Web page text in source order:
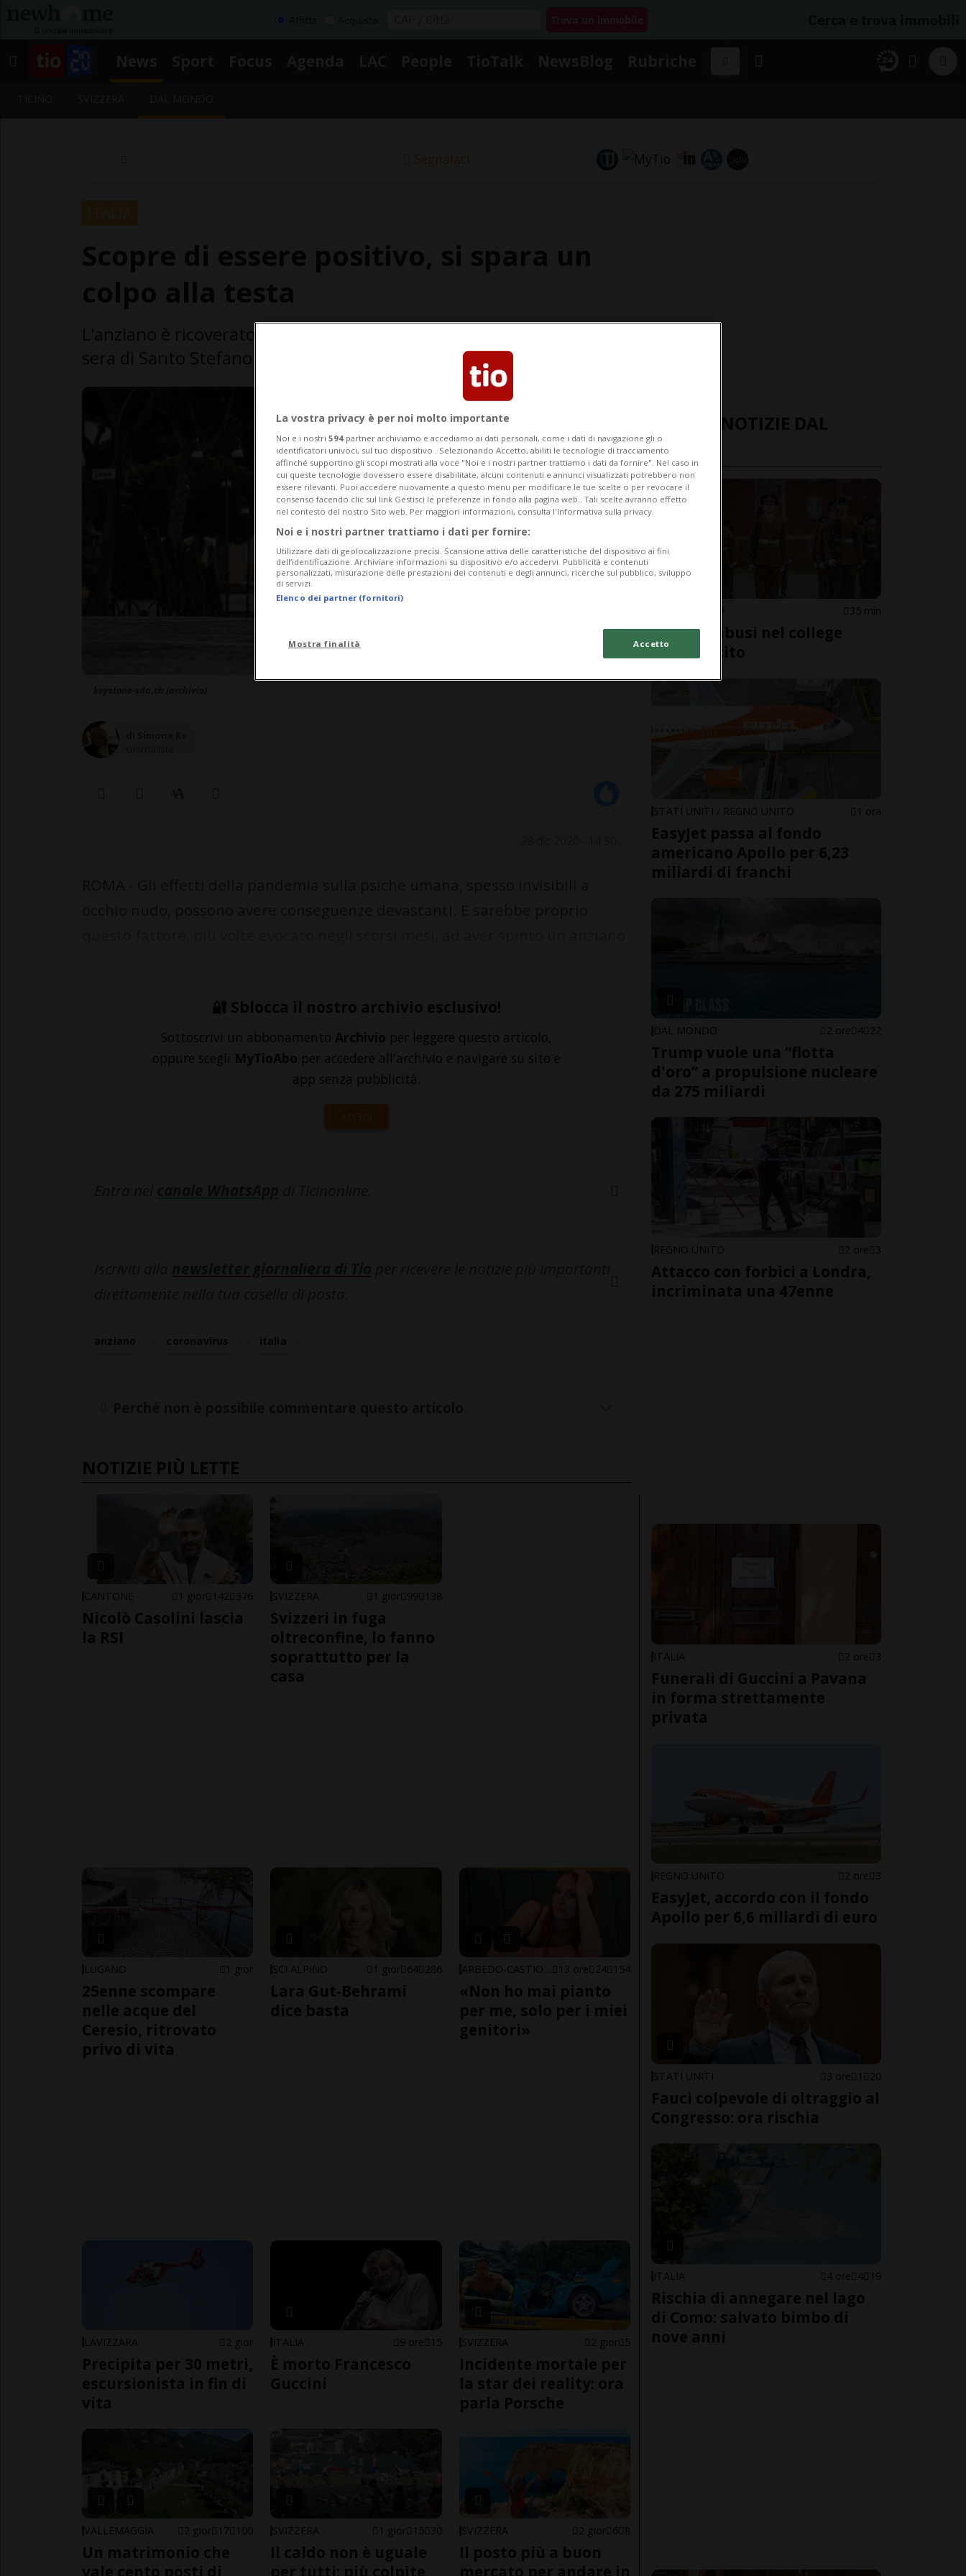
Segnalaci
🔐 Sblocca il nostro archivio esclusivo!
Sottoscrivi un abbonamento Archivio per leggere questo articolo,
oppure scegli MyTioAbo per accedere all'archivio e navigare su sito e
app senza pubblicità.
ACCEDI
NOTIZIE PIÙ LETTE
CANTONE 1 gior 142 376
Nicolò Casolini lascia
la RSI
SVIZZERA 1 gior 99 138
Svizzeri in fuga
oltreconfine, lo fanno
soprattutto per la
casa
LUGANO 1 gior
25enne scompare
nelle acque del
Ceresio, ritrovato
privo di vita
SCI ALPINO 1 gior 64 286
Lara Gut-Behrami
dice basta
13 ore 24 154
«Non ho mai pianto
per me, solo per i miei
genitori»
LAVIZZARA 2 gior
Precipita per 30 metri,
escursionista in fin di
vita
ITALIA 9 ore 15
È morto Francesco
Guccini
SVIZZERA 2 gior 5
Incidente mortale per
la star dei reality: ora
parla Porsche
VALLEMAGGIA 2 gior 17 100
Un matrimonio che
vale cento posti di
SVIZZERA 1 gior 15 30
Il caldo non è uguale
per tutti: più colpite
SVIZZERA 2 gior 6 8
Il posto più a buon
mercato per andare in
ULTIME NOTIZIE DAL
MONDO
35 min
Stupri e abusi nel college
dell’esercito
STATI UNITI / REGNO UNITO 1 ora
EasyJet passa al fondo
americano Apollo per 6,23
miliardi di franchi
DAL MONDO 2 ore 4 22
Trump vuole una “flotta
d'oro” a propulsione nucleare
da 275 miliardi
REGNO UNITO 2 ore 3
Attacco con forbici a Londra,
incriminata una 47enne
ITALIA 2 ore 3
Funerali di Guccini a Pavana
in forma strettamente
privata
REGNO UNITO 2 ore 3
EasyJet, accordo con il fondo
Apollo per 6,6 miliardi di euro
STATI UNITI 3 ore 1 20
Fauci colpevole di oltraggio al
Congresso: ora rischia
ITALIA 4 ore 4 19
Rischia di annegare nel lago
di Como: salvato bimbo di
nove anni
La vostra privacy è per noi molto importante
Noi e i nostri 594 partner archiviamo e accediamo ai dati personali, come i dati di navigazione gli o
identificatori univoci, sul tuo dispositivo . Selezionando Accetto, abiliti le tecnologie di tracciamento
affinché supportino gli scopi mostrati alla voce "Noi e i nostri partner trattiamo i dati da fornire". Nel caso in
cui queste tecnologie dovessero essere disabilitate, alcuni contenuti e annunci visualizzati potrebbero non
essere rilevanti. Puoi accedere nuovamente a questo menu per modificare le tue scelte o per revocare il
consenso facendo clic sul link Gestisci le preferenze in fondo alla pagina web.. Tali scelte avranno effetto
nel contesto del nostro Sito web. Per maggiori informazioni, consulta l'Informativa sulla privacy.
Noi e i nostri partner trattiamo i dati per fornire:
Utilizzare dati di geolocalizzazione precisi. Scansione attiva delle caratteristiche del dispositivo ai fini
dell’identificazione. Archiviare informazioni su dispositivo e/o accedervi. Pubblicità e contenuti
personalizzati, misurazione delle prestazioni dei contenuti e degli annunci, ricerche sul pubblico, sviluppo
di servizi.
Elenco dei partner (fornitori)
Mostra finalità Accetto